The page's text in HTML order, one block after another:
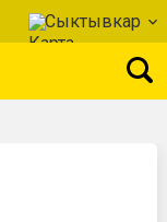
Сыктывкар